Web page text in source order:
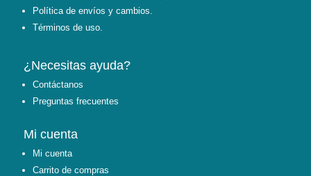
Política de envíos y cambios.
Términos de uso.
¿Necesitas ayuda?
Contáctanos
Preguntas frecuentes
Mi cuenta
Mi cuenta
Carrito de compras